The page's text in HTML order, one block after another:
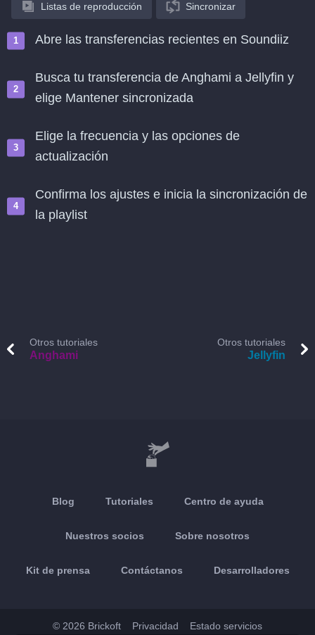
Listas de reproducción Sincronizar
Abre las transferencias recientes en Soundiiz
Busca tu transferencia de Anghami a Jellyfin y
elige Mantener sincronizada
Elige la frecuencia y las opciones de
actualización
Confirma los ajustes e inicia la sincronización de
la playlist
Otros tutoriales
Anghami
Otros tutoriales
Jellyfin
Blog Tutoriales Centro de ayuda
Nuestros socios Sobre nosotros
Kit de prensa Contáctanos Desarrolladores
© 2026 Brickoft Privacidad Estado servicios